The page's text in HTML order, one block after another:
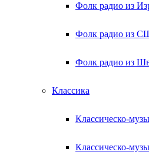
Фолк радио из
Фолк радио из
Фолк радио из
Классика
Классическо-
Классическо-